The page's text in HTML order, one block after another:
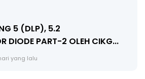
🔴 [LIVE] PRINSIP
SOALAN 1 TRIAL OLEH